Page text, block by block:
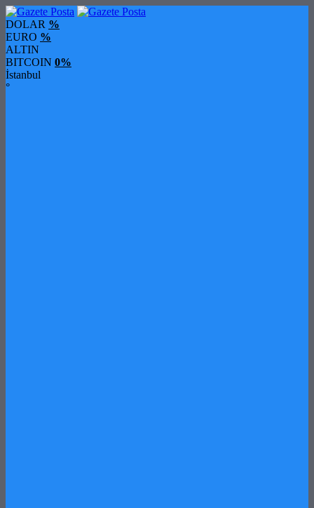
DOLAR %
EURO %
ALTIN
BITCOIN 0%
İstanbul
°